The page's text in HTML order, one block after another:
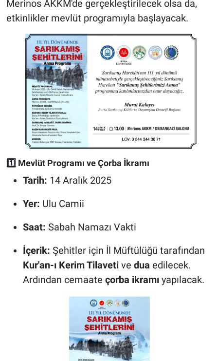
Merinos AKKM'de gerçekleştirilecek olsa da,
etkinlikler mevlüt programıyla başlayacak.
1️⃣ Mevlüt Programı ve Çorba İkramı
Tarih: 14 Aralık 2025
Yer: Ulu Camii
Saat: Sabah Namazı Vakti
İçerik: Şehitler için İl Müftülüğü tarafından
Kur'an-ı Kerim Tilavetive dua edilecek.
Ardından cemaate çorba ikramıyapılacak.